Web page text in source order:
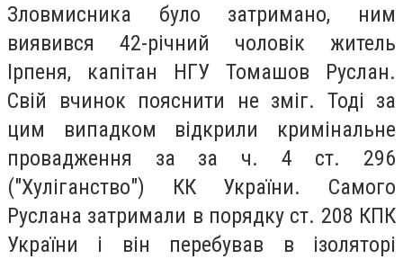
Зловмисника було затримано, ним
виявився 42-річний чоловік житель
Ірпеня, капітан НГУ Томашов Руслан.
Свій вчинок пояснити не зміг. Тоді за
цим випадком відкрили кримінальне
провадження за за ч. 4 ст. 296
("Хуліганство") КК України. Самого
Руслана затримали в порядку ст. 208 КПК
України і він перебував в ізоляторі